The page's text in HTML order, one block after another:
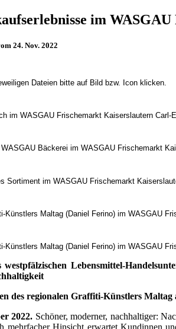
im
24. Nov. 2022
Dateien bitte auf Bild bzw. Icon klicken.
im WASGAU Frischemarkt Kaiserslautern Carl-
Bäckerei im WASGAU Frischemarkt
Sortiment im WASGAU Frischemarkt
Künstlers Maltag (Daniel Ferino) im WASGAU
Künstlers Maltag (Daniel Ferino) im WASGAU
westpfälzischen Lebensmittel-
des regionalen Graffiti-Künstlers
2022. Schöner, moderner, nachhaltiger: